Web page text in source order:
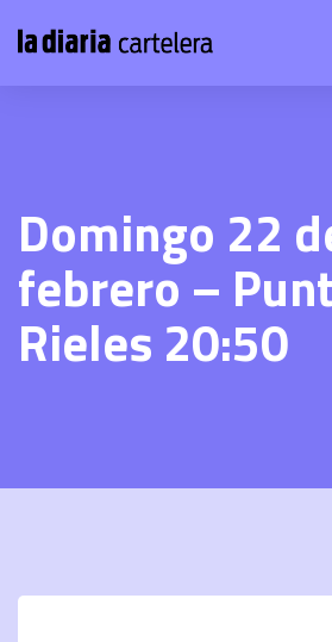
Domingo 22
febrero –
Rieles 20:50